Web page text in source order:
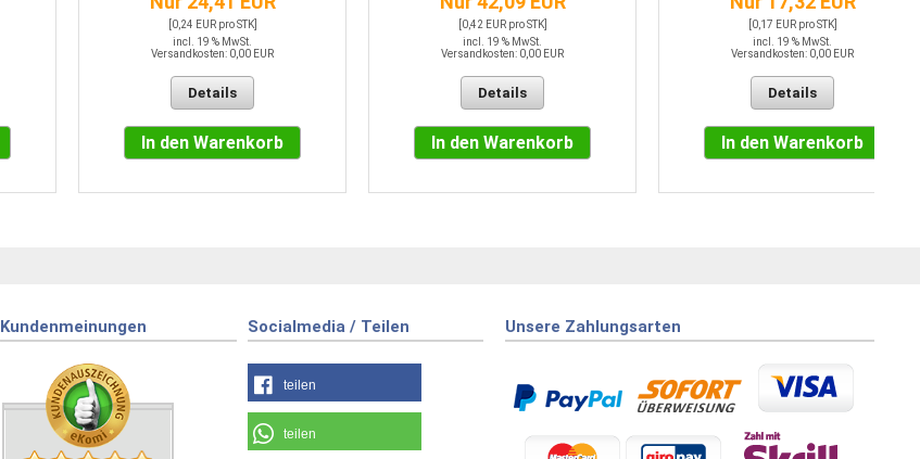
[0,24 EUR pro STK]
incl. 19 % MwSt.
Versandkosten: 0,00 EUR
Details
In den Warenkorb
[0,42 EUR pro STK]
incl. 19 % MwSt.
Versandkosten: 0,00 EUR
Details
In den Warenkorb
[0,17 EUR pro STK]
incl. 19 % MwSt.
Versandkosten: 0,00 EUR
Details
In den Warenkorb
Kundenmeinungen Socialmedia / Teilen
teilen
teilen
Unsere Zahlungsarten